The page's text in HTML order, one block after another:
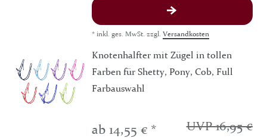
* inkl. ges. MwSt. zzgl. Versandkosten
Knotenhalfter mit Zügel in tollen
Farben für Shetty, Pony, Cob, Full
Farbauswahl
UVP 16,95 €
ab 14,55 € *